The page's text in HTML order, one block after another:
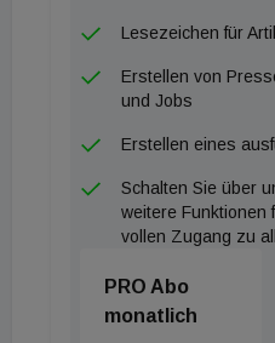
Lesezeichen für
Erstellen von
und Jobs
Erstellen eines
Schalten Sie über
weitere Funktionen
vollen Zugang zu
PRO Abo
monatlich